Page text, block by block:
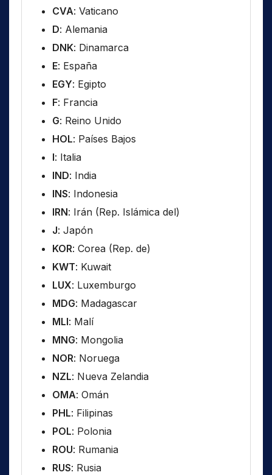
CVA: Vaticano
D: Alemania
DNK: Dinamarca
E: España
EGY: Egipto
F: Francia
G: Reino Unido
HOL: Países Bajos
I: Italia
IND: India
INS: Indonesia
IRN: Irán (Rep. Islámica del)
J: Japón
KOR: Corea (Rep. de)
KWT: Kuwait
LUX: Luxemburgo
MDG: Madagascar
MLI: Malí
MNG: Mongolia
NOR: Noruega
NZL: Nueva Zelandia
OMA: Omán
PHL: Filipinas
POL: Polonia
ROU: Rumania
RUS: Rusia